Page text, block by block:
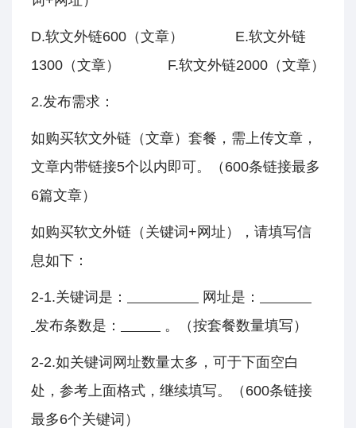
D.软文外链600（文章） E.软文外链
1300（文章） F.软文外链2000（文章）
2.发布需求：
如购买软文外链（文章）套餐，需上传文章，
文章内带链接5个以内即可。（600条链接最多
6篇文章）
如购买软文外链（关键词+网址），请填写信
息如下：
2-1.关键词是：
网址是：
发布条数是：
。（按套餐数量填写）
2-2.如关键词网址数量太多，可于下面空白
处，参考上面格式，继续填写。（600条链接
最多6个关键词）